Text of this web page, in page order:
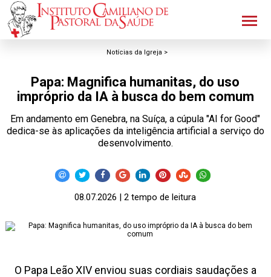
Notícias da Igreja >
Papa: Magnifica humanitas, do uso
impróprio da IA à busca do bem comum
Em andamento em Genebra, na Suíça, a cúpula "AI for Good"
dedica-se às aplicações da inteligência artificial a serviço do
desenvolvimento.
08.07.2026 | 2 tempo de leitura
O Papa Leão XIV enviou suas cordiais saudações a